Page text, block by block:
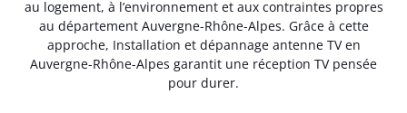
au logement, à l’environnement et aux contraintes propres
au département Auvergne-Rhône-Alpes. Grâce à cette
approche, Installation et dépannage antenne TV en
Auvergne-Rhône-Alpes garantit une réception TV pensée
pour durer.